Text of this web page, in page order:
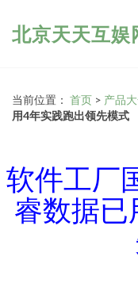
北京天天互娱
当前位置： 首页 > 产品
用4年实践跑出领先模式
软件工厂
睿数据已